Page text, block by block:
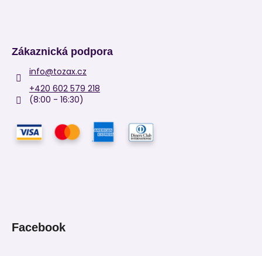
Zákaznická podpora
info@tozax.cz
+420 602 579 218
(8:00 - 16:30)
Facebook